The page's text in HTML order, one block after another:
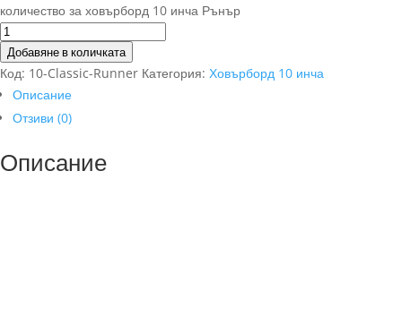
количество за ховърборд 10 инча Рънър
Добавяне в количката
Код: 10-Classic-Runner Категория: Ховърборд 10 инча
Описание
Отзиви (0)
Описание